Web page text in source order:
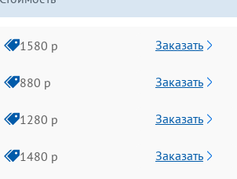
1580 р Заказать
880 р Заказать
1280 р Заказать
1480 р Заказать